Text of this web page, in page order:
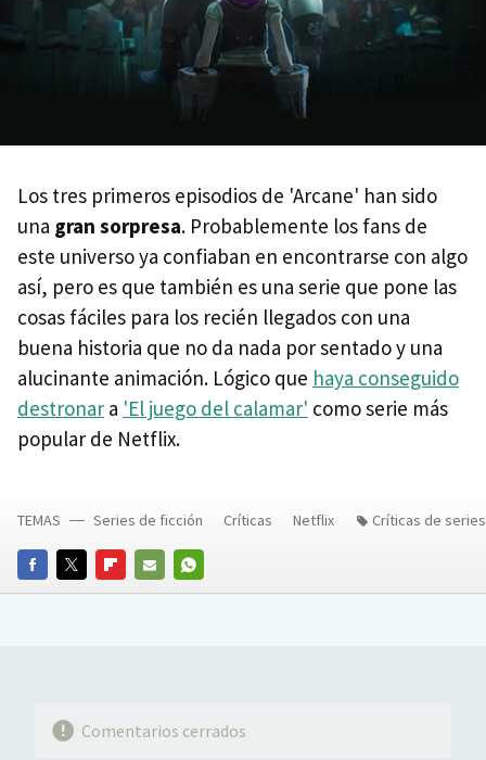
Los tres primeros episodios de 'Arcane' han sido
una gran sorpresa. Probablemente los fans de
este universo ya confiaban en encontrarse con algo
así, pero es que también es una serie que pone las
cosas fáciles para los recién llegados con una
buena historia que no da nada por sentado y una
alucinante animación. Lógico que haya conseguido
destronar a 'El juego del calamar' como serie más
popular de Netflix.
FACEBOOKTWITTERFLIPBOARD
E-
WHATSAPP
TEMAS Series de ficción Críticas Netflix Críticas de series
Comentarios cerrados